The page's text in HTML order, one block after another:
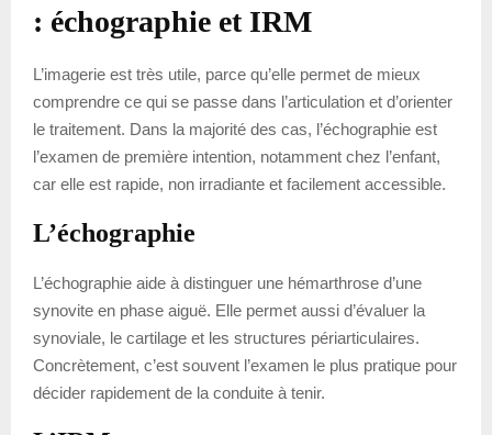
: échographie et IRM
L’imagerie est très utile, parce qu’elle permet de mieux
comprendre ce qui se passe dans l’articulation et d’orienter
le traitement. Dans la majorité des cas, l’échographie est
l’examen de première intention, notamment chez l’enfant,
car elle est rapide, non irradiante et facilement accessible.
L’échographie
L’échographie aide à distinguer une hémarthrose d’une
synovite en phase aiguë. Elle permet aussi d’évaluer la
synoviale, le cartilage et les structures périarticulaires.
Concrètement, c’est souvent l’examen le plus pratique pour
décider rapidement de la conduite à tenir.